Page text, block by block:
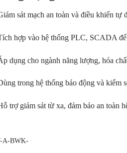
sát mạch an toàn và điều khiển tự
hợp vào hệ thống PLC, SCADA
dụng cho ngành năng lượng, hóa
trong hệ thống báo động và kiểm
trợ giám sát từ xa, đảm bảo an toàn
A-BWK-